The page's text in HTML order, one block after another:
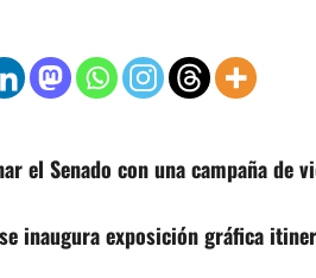
el Senado con una campaña
inaugura exposición gráfica